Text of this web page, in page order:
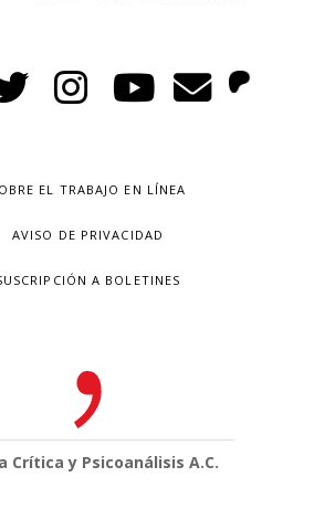
EL TRABAJO EN LÍNEA
AVISO DE PRIVACIDAD
A BOLETINES
Crítica y Psicoanálisis A.C.